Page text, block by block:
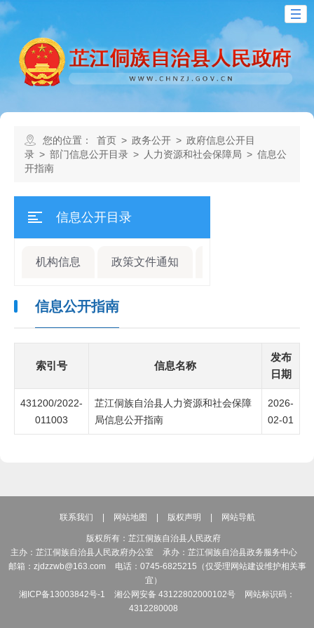
您的位置： 首页 > 政务公开 > 政府信息公开目
录 > 部门信息公开目录 > 人力资源和社会保障局 > 信息公
开指南
信息公开目录
机构信息 政策文件通知
信息公开指南
索引号 信息名称
发布
日期
431200/2022-
011003
芷江侗族自治县人力资源和社会保障
局信息公开指南
2026-
02-01
联系我们 网站地图 版权声明 网站导航
版权所有：芷江侗族自治县人民政府
主办：芷江侗族自治县人民政府办公室
承办：芷江侗族自治县政务服务中心
邮箱：zjdzzwb@163.com
电话：0745-6825215（仅受理网站建设维护相关事
宜）
湘ICP备13003842号-1
湘公网安备 43122802000102号
网站标识码：
4312280008